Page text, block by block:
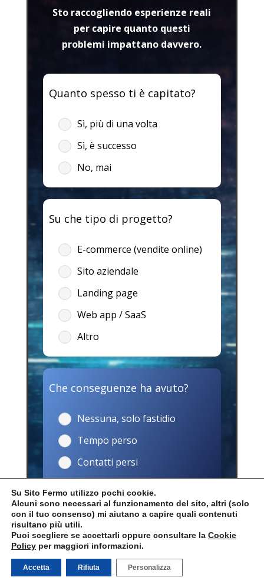
Sto raccogliendo esperienze reali
per capire quanto questi
problemi impattano davvero.
Quanto spesso ti è capitato?
Sì, più di una volta
Sì, è successo
No, mai
Su che tipo di progetto?
E-commerce (vendite online)
Sito aziendale
Landing page
Web app / SaaS
Altro
Che conseguenze ha avuto?
Nessuna, solo fastidio
Tempo perso
Contatti persi
Se vuoi, racconta in breve cosa è
successo
Su Sito Fermo utilizzo pochi cookie.
Alcuni sono necessari al funzionamento del sito, altri (solo
con il tuo consenso) mi aiutano a capire quali contenuti
risultano più utili.
Puoi scegliere se accettarli oppure consultare la Cookie
Policy per maggiori informazioni.
Accetta Rifiuta Personalizza